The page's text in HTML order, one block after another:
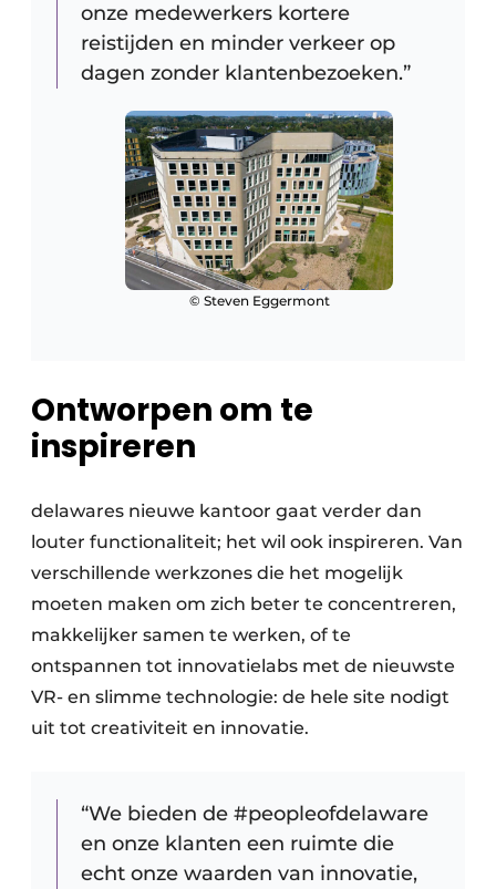
onze medewerkers kortere
reistijden en minder verkeer op
dagen zonder klantenbezoeken.”
© Steven Eggermont
Ontworpen om te
inspireren
delawares nieuwe kantoor gaat verder dan
louter functionaliteit; het wil ook inspireren. Van
verschillende werkzones die het mogelijk
moeten maken om zich beter te concentreren,
makkelijker samen te werken, of te
ontspannen tot innovatielabs met de nieuwste
VR- en slimme technologie: de hele site nodigt
uit tot creativiteit en innovatie.
“We bieden de #peopleofdelaware
en onze klanten een ruimte die
echt onze waarden van innovatie,